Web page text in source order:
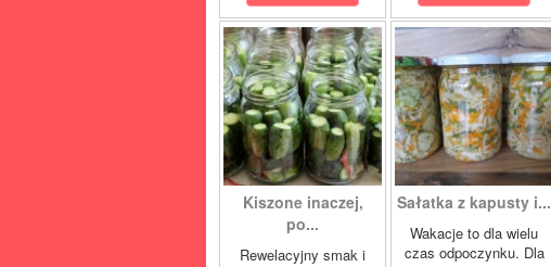
Kiszone inaczej,
po...
Rewelacyjny smak i
Sałatka z kapusty i...
Wakacje to dla wielu
czas odpoczynku. Dla